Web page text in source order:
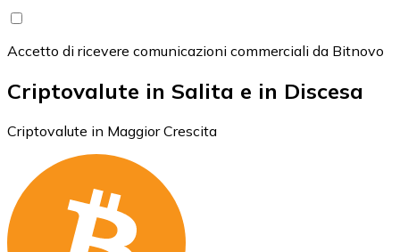
Accetto di ricevere comunicazioni commerciali da Bitnovo
Criptovalute in Salita e in Discesa
Criptovalute in Maggior Crescita